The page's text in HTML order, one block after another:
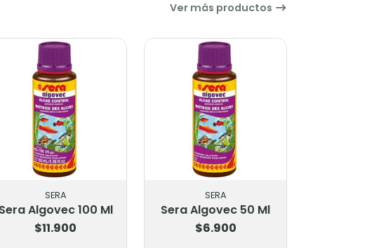
Ver más productos
SERA
Sera Algovec 50 Ml
$6.900
SERA
Sera Aquatan 100 Ml
$5.700